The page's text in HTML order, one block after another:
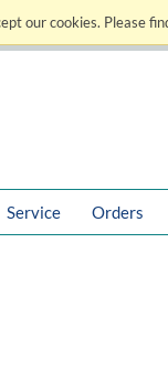
our cookies. Please
Service Orders